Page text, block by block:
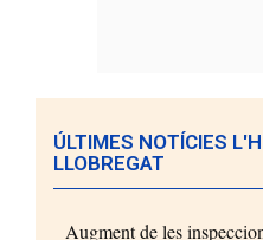
ÚLTIMES NOTÍCIES
LLOBREGAT
Augment de les